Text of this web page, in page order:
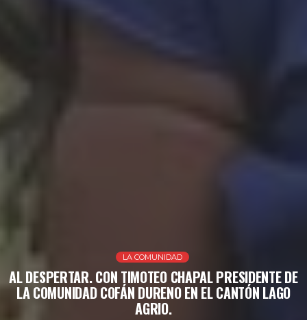
LA COMUNIDAD
AL DESPERTAR. CON TIMOTEO CHAPAL PRESIDENTE DE
LA COMUNIDAD COFÁN DURENO EN EL CANTÓN LAGO
AGRIO.